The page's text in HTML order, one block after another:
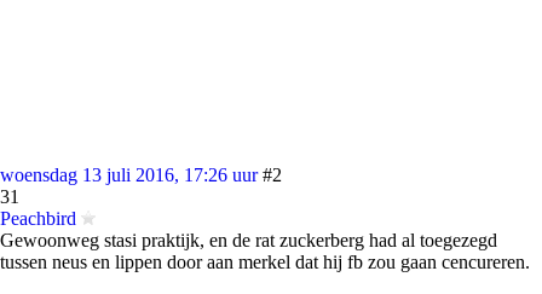
woensdag 13 juli 2016, 17:26 uur #2
31
Peachbird
Gewoonweg stasi praktijk, en de rat zuckerberg had al toegezegd
tussen neus en lippen door aan merkel dat hij fb zou gaan cencureren.